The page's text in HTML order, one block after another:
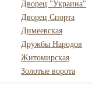
Дворец "Украина"
Дворец Спорта
Димеевская
Дружбы Народов
Житомирская
Золотые ворота